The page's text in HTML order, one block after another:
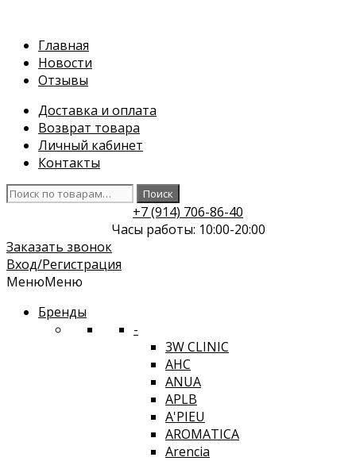
содержимому
Главная
Новости
Отзывы
Доставка и оплата
Возврат товара
Личный кабинет
Контакты
Искать:
Поиск
+7 (914) 706-86-40
Часы работы: 10:00-20:00
Заказать звонок
Вход/Регистрация
МенюМеню
Бренды
-
3W CLINIC
AHC
ANUA
APLB
A'PIEU
AROMATICA
Arencia